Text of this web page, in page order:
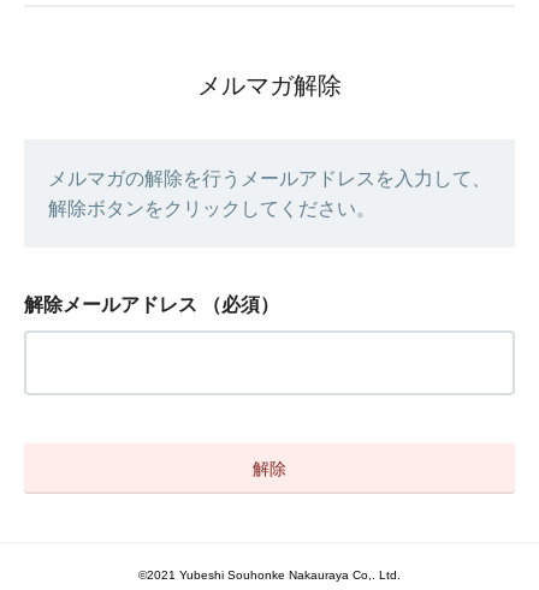
メルマガ解除
メルマガの解除を行うメールアドレスを入力して、
解除ボタンをクリックしてください。
解除メールアドレス （必須）
©2021 Yubeshi Souhonke Nakauraya Co,. Ltd.